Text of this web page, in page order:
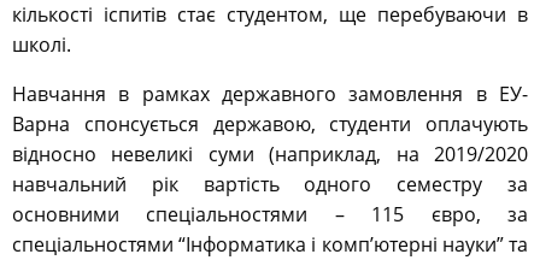
кількості іспитів стає студентом, ще перебуваючи в
школі.
Навчання в рамках державного замовлення в ЕУ-
Варна спонсується державою, студенти оплачують
відносно невеликі суми (наприклад, на 2019/2020
навчальний рік вартість одного семестру за
основними спеціальностями – 115 євро, за
спеціальностями “Інформатика і комп’ютерні науки” та